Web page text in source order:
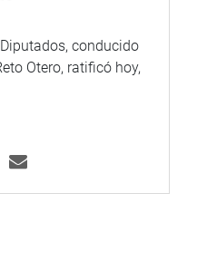
congresoperu
congresoperu
conducido
Otero, ratificó hoy,